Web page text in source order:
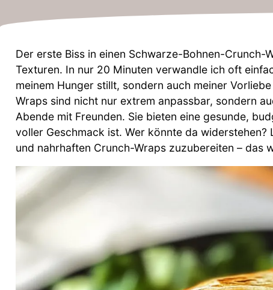
Der erste Biss in einen Schwarze-Bohnen-Crunch-
Texturen. In nur 20 Minuten verwandle ich oft
meinem Hunger stillt, sondern auch meiner
Wraps sind nicht nur extrem anpassbar, sondern
Abende mit Freunden. Sie bieten eine gesunde,
voller Geschmack ist. Wer könnte da
und nahrhaften Crunch-Wraps zuzubereiten – das